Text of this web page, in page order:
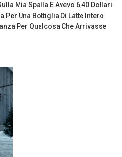
Mia Spalla E Avevo 6,40 Dollari
Per Una Bottiglia Di Latte Intero
Per Qualcosa Che Arrivasse